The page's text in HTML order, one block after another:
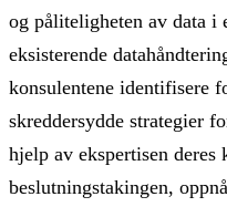
og påliteligheten av data i
eksisterende
konsulentene identifisere
skreddersydde strategier
hjelp av ekspertisen deres
beslutningstakingen,